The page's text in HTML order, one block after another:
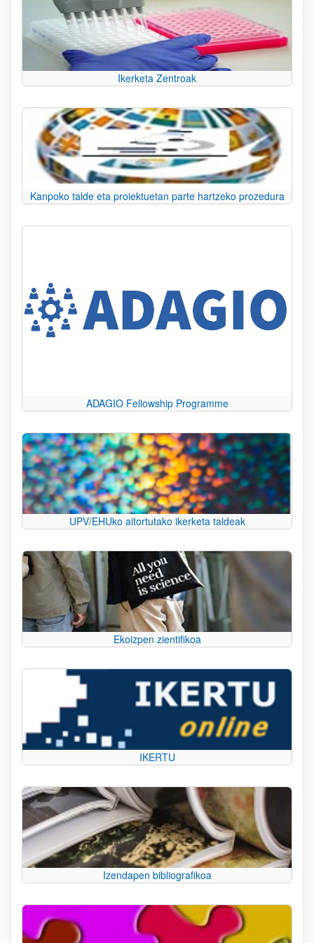
Ikerketa Zentroak
Kanpoko talde eta proiektuetan parte hartzeko prozedura
ADAGIO Fellowship Programme
UPV/EHUko aitortutako ikerketa taldeak
Ekoizpen zientifikoa
IKERTU
Izendapen bibliografikoa